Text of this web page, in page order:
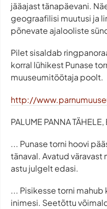
jääajast tänapäevani.
geograafilisi muutusi ja
põnevate ajalooliste
Pilet sisaldab
korral lühikest Punase
muuseumitöötaja poolt.
http://
PALUME PANNA TÄHELE,
... Punase torni hoovi
tänaval. Avatud
astu julgelt edasi.
... Pisikesse torni
inimesi. Seetõttu